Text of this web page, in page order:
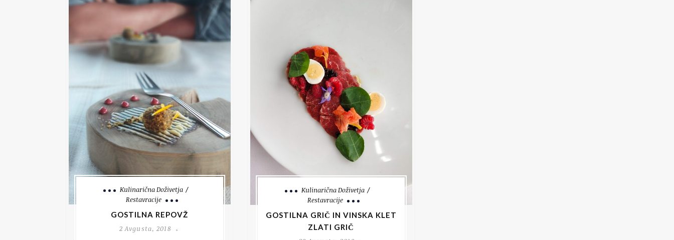
Kulinarična Doživetja
Restavracije
GOSTILNA GRIČ IN VINSKA KLET
ZLATI GRIČ
Kulinarična Doživetja
Restavracije
GOSTILNA REPOVŽ
2 Avgusta, 2018